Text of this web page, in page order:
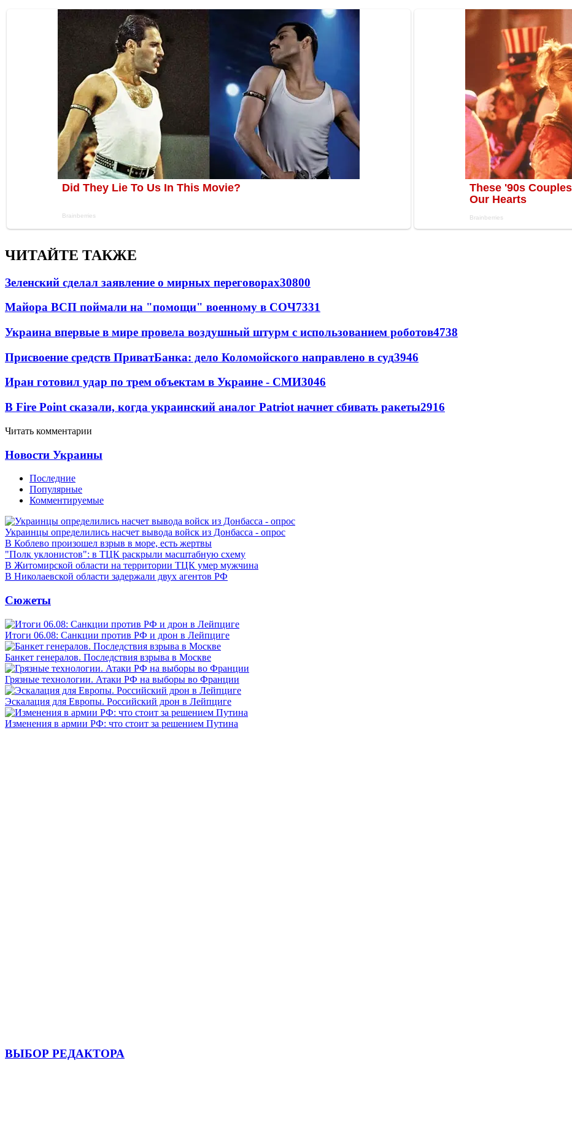
ЧИТАЙТЕ ТАКЖЕ
Зеленский сделал заявление о мирных переговорах30800
Майора ВСП поймали на "помощи" военному в СОЧ7331
Украина впервые в мире провела воздушный штурм с использованием роботов4738
Присвоение средств ПриватБанка: дело Коломойского направлено в суд3946
Иран готовил удар по трем объектам в Украине - СМИ3046
В Fire Point сказали, когда украинский аналог Patriot начнет сбивать ракеты2916
Читать комментарии
Новости Украины
Последние
Популярные
Комментируемые
Украинцы определились насчет вывода войск из Донбасса - опрос
В Коблево произошел взрыв в море, есть жертвы
"Полк уклонистов": в ТЦК раскрыли масштабную схему
В Житомирской области на территории ТЦК умер мужчина
В Николаевской области задержали двух агентов РФ
Сюжеты
Итоги 06.08: Санкции против РФ и дрон в Лейпциге
Банкет генералов. Последствия взрыва в Москве
Грязные технологии. Атаки РФ на выборы во Франции
Эскалация для Европы. Российский дрон в Лейпциге
Изменения в армии РФ: что стоит за решением Путина
ВЫБОР РЕДАКТОРА